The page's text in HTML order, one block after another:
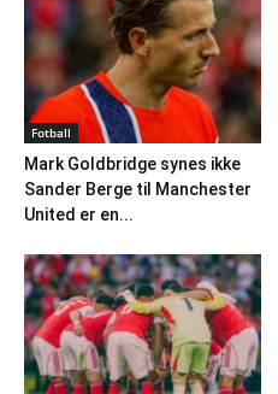
Fotball
Mark Goldbridge synes ikke
Sander Berge til Manchester
United er en...